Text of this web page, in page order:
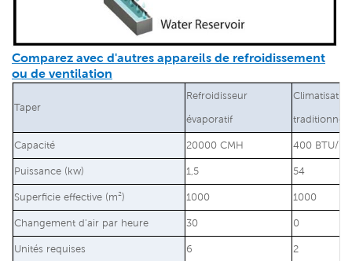
Comparez avec d'autres appareils de refroidissement
ou de ventilation
Taper
Refroidisseur
évaporatif
Capacité 20000 CMH 400 BTU/h
Puissance (kw) 1,5 54
Superficie effective (m²) 1000 1000
Changement d'air par heure 30 0
Unités requises 6 2